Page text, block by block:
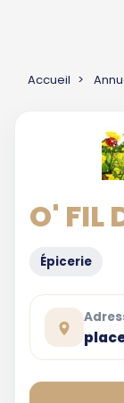
Accueil
O' FIL
Épicerie